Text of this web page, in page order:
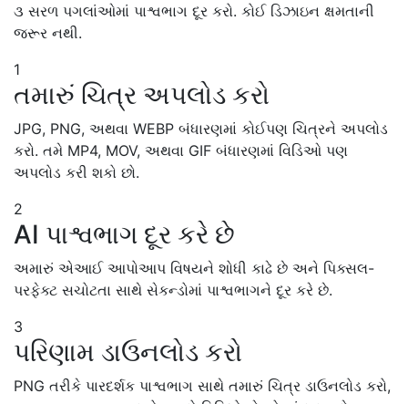
૩ સરળ પગલાંઓમાં પાશ્વભાગ દૂર કરો. કોઈ ડિઝાઇન ક્ષમતાની
જરૂર નથી.
1
તમારું ચિત્ર અપલોડ કરો
JPG, PNG, અથવા WEBP બંધારણમાં કોઈપણ ચિત્રને અપલોડ
કરો. તમે MP4, MOV, અથવા GIF બંધારણમાં વિડિઓ પણ
અપલોડ કરી શકો છો.
2
AI પાશ્વભાગ દૂર કરે છે
અમારું એઆઈ આપોઆપ વિષયને શોધી કાઢે છે અને પિક્સલ-
પરફેક્ટ સચોટતા સાથે સેકન્ડોમાં પાશ્વભાગને દૂર કરે છે.
3
પરિણામ ડાઉનલોડ કરો
PNG તરીકે પારદર્શક પાશ્વભાગ સાથે તમારું ચિત્ર ડાઉનલોડ કરો,